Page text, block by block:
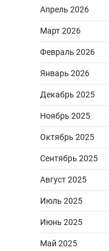
Апрель 2026
Март 2026
Февраль 2026
Январь 2026
Декабрь 2025
Ноябрь 2025
Октябрь 2025
Сентябрь 2025
Август 2025
Июль 2025
Июнь 2025
Май 2025